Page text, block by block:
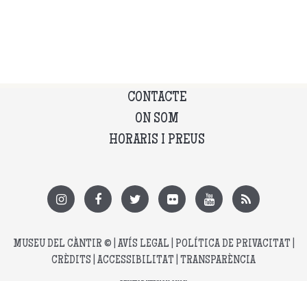
CONTACTE
ON SOM
HORARIS I PREUS
MUSEU DEL CÀNTIR © | AVÍS LEGAL POLÍTICA DE PRIVACITAT
CRÈDITS ACCESSIBILITAT TRANSPARÈNCIA